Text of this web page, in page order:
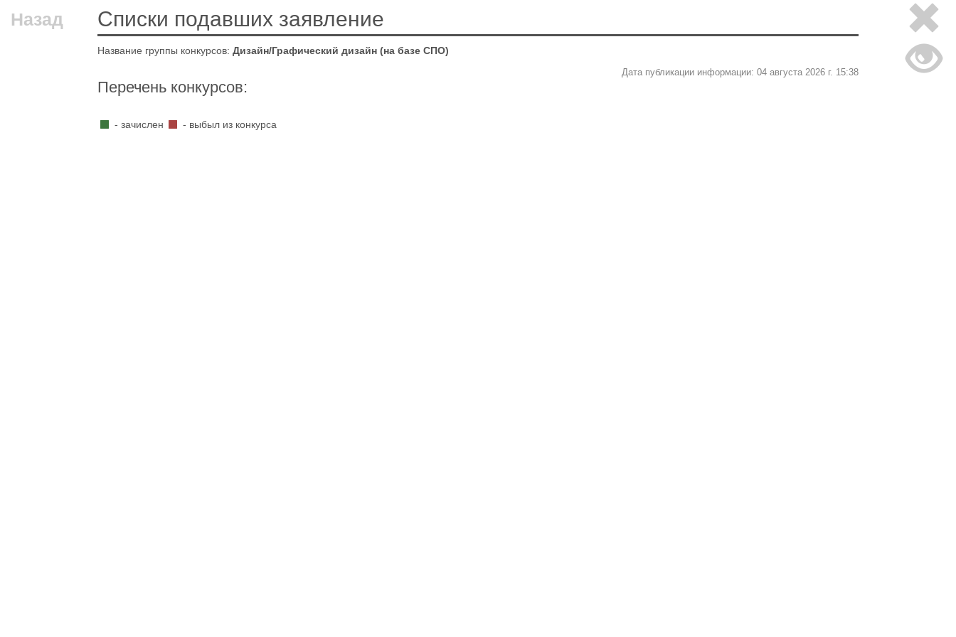
Назад Списки подавших заявление
Название группы конкурсов: Дизайн/Графический дизайн (на базе СПО)
Перечень конкурсов:
Дата публикации информации: 04 августа 2026 г. 15:38
- зачислен - выбыл из конкурса